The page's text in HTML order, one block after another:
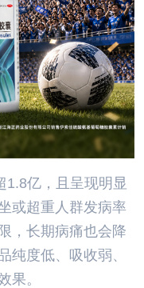
1.8亿，且呈现明显
或超重人群发病率
，长期病痛也会降
纯度低、吸收弱、
果。